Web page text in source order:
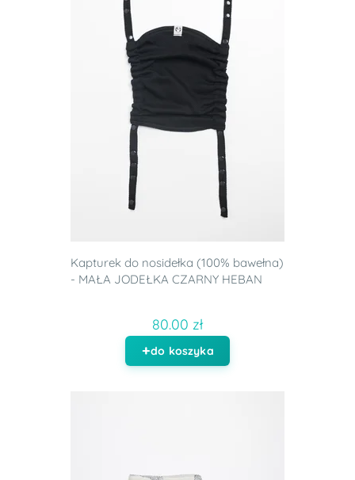
Kapturek do nosidełka (100% bawełna)
- MAŁA JODEŁKA CZARNY HEBAN
80.00 zł
do koszyka